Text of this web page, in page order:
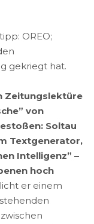
OREO;
gekriegt hat.
Zeitungslektüre
von
Soltau
Textgenerator,
Intelligenz” –
hoch
er einem